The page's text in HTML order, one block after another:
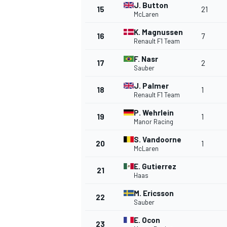
15 J. Button
McLaren
21
16 K. Magnussen
Renault F1 Team
7
17 F. Nasr
Sauber
2
18 J. Palmer
Renault F1 Team
1
19 P. Wehrlein
Manor Racing
1
20 S. Vandoorne
McLaren
1
21 E. Gutierrez
Haas
22 M. Ericsson
Sauber
23 E. Ocon